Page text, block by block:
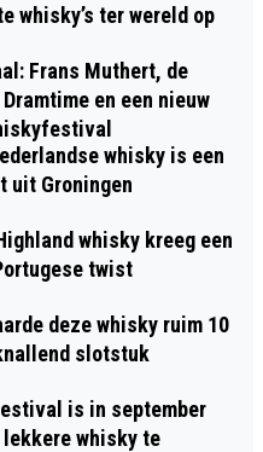
whisky’s ter wereld op
Frans Muthert, de
en een nieuw
whisky is een
uit Groningen
whisky kreeg een
twist
deze whisky ruim 10
slotstuk
is in september
whisky te